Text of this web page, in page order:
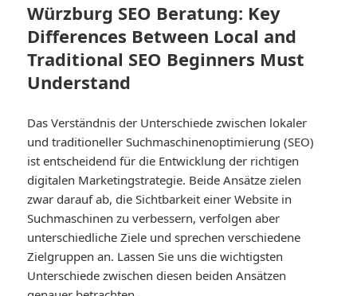
Würzburg SEO Beratung: Key
Differences Between Local and
Traditional SEO Beginners Must
Understand
Das Verständnis der Unterschiede zwischen lokaler
und traditioneller Suchmaschinenoptimierung (SEO)
ist entscheidend für die Entwicklung der richtigen
digitalen Marketingstrategie. Beide Ansätze zielen
zwar darauf ab, die Sichtbarkeit einer Website in
Suchmaschinen zu verbessern, verfolgen aber
unterschiedliche Ziele und sprechen verschiedene
Zielgruppen an. Lassen Sie uns die wichtigsten
Unterschiede zwischen diesen beiden Ansätzen